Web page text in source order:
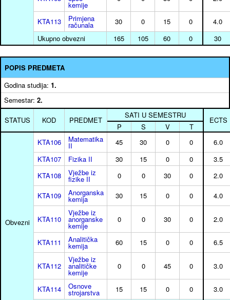
kemije
KTA113 Primjena
računala 30 0 15 0
4.0
Ukupno obvezni
165 105 60 0 30
POPIS PREDMETA
Godina studija:1.
Semestar:2.
STATUS KOD PREDMET
SATI U SEMESTRU
ECTS
P S V T
Obvezni
KTA106 Matematika
II 45 30 0 0
6.0
KTA107
Fizika II 30 15 0 0
3.5
KTA108
Vježbe iz
fizike II 0 0 30 0 2.0
KTA109 Anorganska
kemija 30 15 0 0 4.0
KTA110
Vježbe iz
anorganske
kemije
0 0 30 0 2.0
KTA111 Analitička
kemija 60 15 0 0 6.5
KTA112
Vježbe iz
analitičke
kemije
0 0 45 0 3.0
KTA114 Osnove
strojarstva 15 15 0 0
3.0